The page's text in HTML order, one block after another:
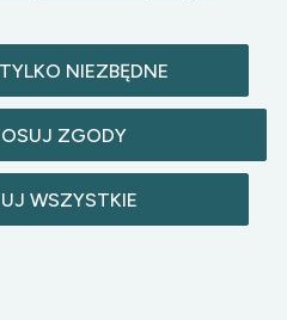
NIEZBĘDNE
ZGODY
WSZYSTKIE